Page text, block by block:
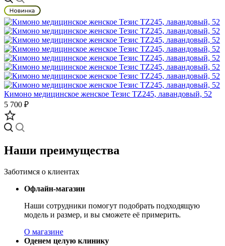
Кимоно медицинское женское Тезис TZ245, лавандовый, 52
5 700 ₽
Наши преимущества
Заботимся о клиентах
Офлайн-магазин
Наши сотрудники помогут подобрать подходящую
модель и размер, и вы сможете её примерить.
О магазине
Оденем целую клинику